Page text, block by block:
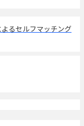
るセルフマッチング